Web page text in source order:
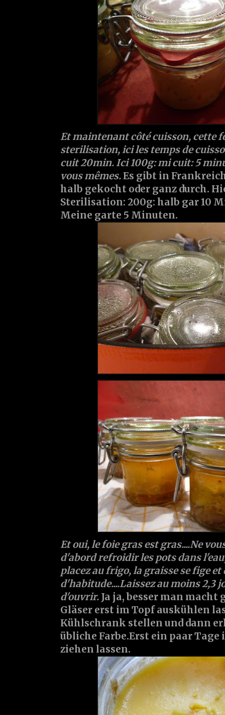
Et maintenant côté cuisson, cette
sterilisation, ici les temps de
cuit 20min. Ici 100g: mi cuit: 5
vous mêmes.Es gibt in
halb gekocht oder ganz durch.
Sterilisation: 200g: halb gar 10
Meine garte 5 Minuten.
Et oui, le foie gras est gras....Ne
d'abord refroidir les pots dans
placez au frigo, la graisse se fige
d'habitude....Laissez au moins 2,3
d'ouvrir. Ja ja, besser man macht
Gläser erst im Topf auskühlen
Kühlschrank stellen und dann
übliche Farbe.Erst ein paar
ziehen lassen.